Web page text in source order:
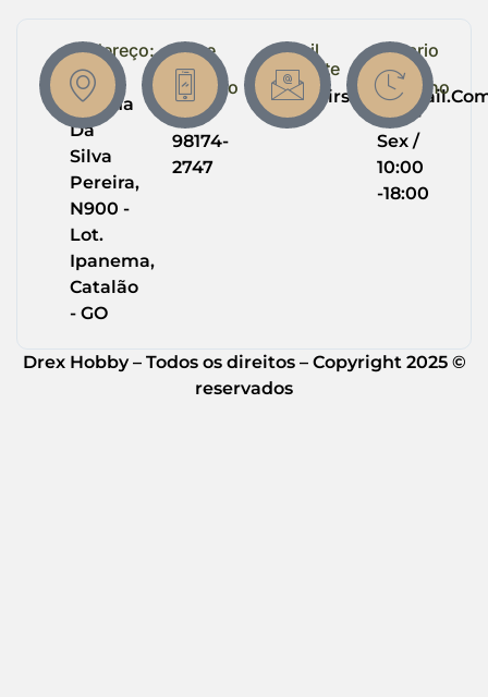
Endereço:
R.
Helena
Da
Silva
Pereira,
N900 -
Lot.
Ipanema,
Catalão
- GO
Entre
em
Contato
(64)
98174-
2747
Email
Suporte
Horario
de
Trabalho
Seg -
Sex /
10:00
-18:00
Drex Hobby – Todos os direitos – Copyright 2025 ©
reservados